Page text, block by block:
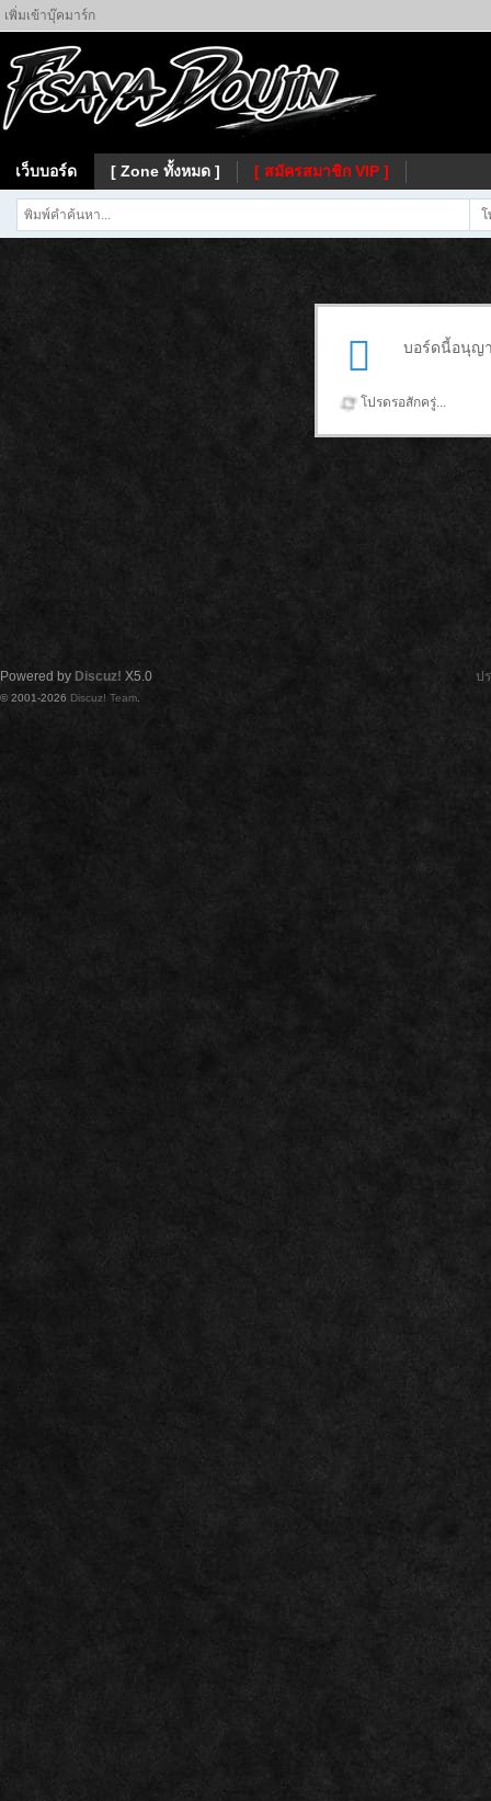
เพิ่มเข้าบุ๊คมาร์ก
เว็บบอร์ด [ Zone ทั้งหมด ] [ สมัครสมาชิก VIP ]
บอร์ดนี้อนุญ
โปรดรอสักครู่...
ป
Powered by Discuz! X5.0
© 2001-2026 Discuz! Team